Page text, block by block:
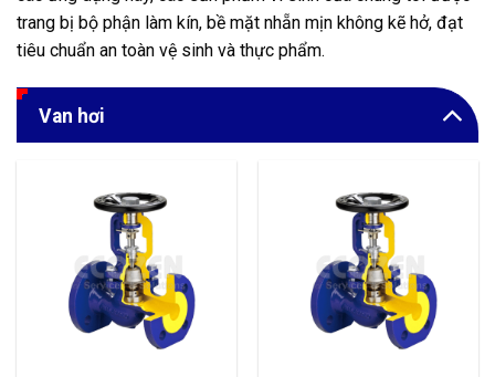
Công nghiệp nhựa
Tàu biển
Mỹ phẩm
Hệ thống cấp thoát nước
Năng lượng
Thức ăn chăn nuôi
trang bị bộ phận làm kín, bề mặt nhẵn mịn không kẽ hở, đạt
tiêu chuẩn an toàn vệ sinh và thực phẩm.
Van hơi